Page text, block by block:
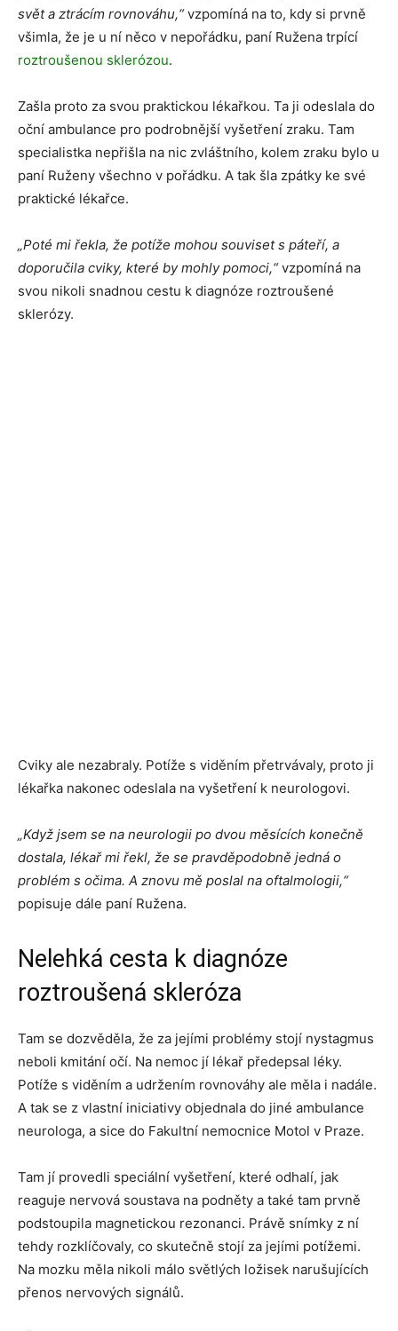
svět a ztrácím rovnováhu,“vzpomíná na to, kdy si prvně
všimla, že je u ní něco v nepořádku, paní Ružena trpící
roztroušenou sklerózou.
Zašla proto za svou praktickou lékařkou. Ta ji odeslala do
oční ambulance pro podrobnější vyšetření zraku. Tam
specialistka nepřišla na nic zvláštního, kolem zraku bylo u
paní Ruženy všechno v pořádku. A tak šla zpátky ke své
praktické lékařce.
„Poté mi řekla, že potíže mohou souviset s páteří, a
doporučila cviky, které by mohly pomoci,“vzpomíná na
svou nikoli snadnou cestu k diagnóze roztroušené
sklerózy.
Cviky ale nezabraly. Potíže s viděním přetrvávaly, proto ji
lékařka nakonec odeslala na vyšetření k neurologovi.
„Když jsem se na neurologii po dvou měsících konečně
dostala, lékař mi řekl, že se pravděpodobně jedná o
problém s očima. A znovu mě poslal na oftalmologii,“
popisuje dále paní Ružena.
Nelehká cesta k diagnóze
roztroušená skleróza
Tam se dozvěděla, že za jejími problémy stojí nystagmus
neboli kmitání očí. Na nemoc jí lékař předepsal léky.
Potíže s viděním a udržením rovnováhy ale měla i nadále.
A tak se z vlastní iniciativy objednala do jiné ambulance
neurologa, a sice do Fakultní nemocnice Motol v Praze.
Tam jí provedli speciální vyšetření, které odhalí, jak
reaguje nervová soustava na podněty a také tam prvně
podstoupila magnetickou rezonanci. Právě snímky z ní
tehdy rozklíčovaly, co skutečně stojí za jejími potížemi.
Na mozku měla nikoli málo světlých ložisek narušujících
přenos nervových signálů.